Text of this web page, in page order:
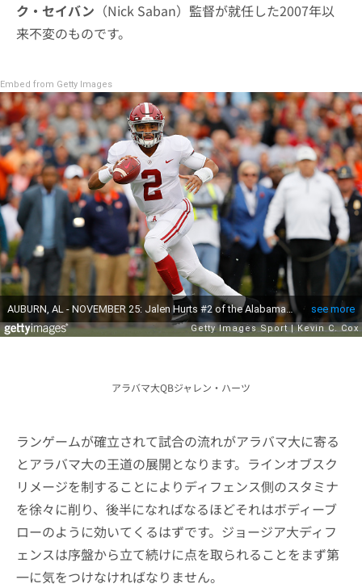
ク・セイバン （Nick Saban）監督が就任した2007年以
来不変のものです。
Embed from Getty Images
アラバマ大QBジャレン・ハーツ
ランゲームが確立されて試合の流れがアラバマ大に寄る
とアラバマ大の王道の展開となります。ラインオブスク
リメージを制することによりディフェンス側のスタミナ
を徐々に削り、後半になればなるほどそれはボディーブ
ローのように効いてくるはずです。ジョージア大ディフ
ェンスは序盤から立て続けに点を取られることをまず第
一に気をつけなければなりません。